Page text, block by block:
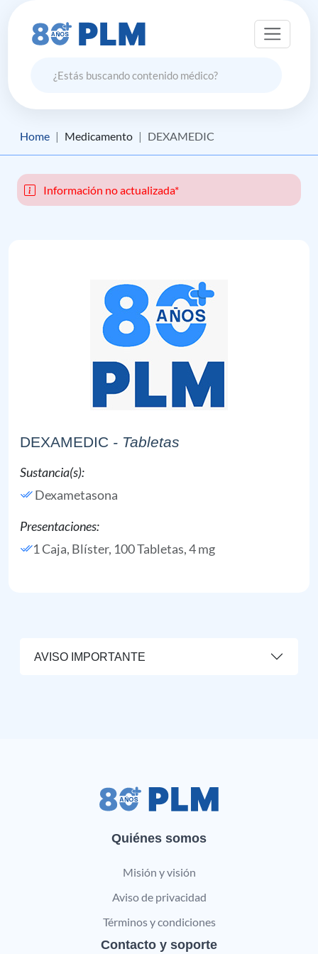
Home Medicamento DEXAMEDIC
Información no actualizada*
DEXAMEDIC - Tabletas
Sustancia(s):
Dexametasona
Presentaciones:
1 Caja, Blíster, 100 Tabletas, 4 mg
AVISO IMPORTANTE
Quiénes somos
Misión y visión
Aviso de privacidad
Términos y condiciones
Contacto y soporte